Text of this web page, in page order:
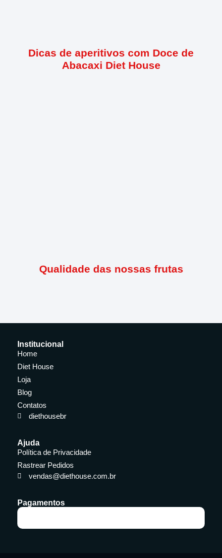
Dicas de aperitivos com Doce de
Abacaxi Diet House
Qualidade das nossas frutas
Institucional
Home
Diet House
Loja
Blog
Contatos
diethousebr
Ajuda
Política de Privacidade
Rastrear Pedidos
vendas@diethouse.com.br
Pagamentos